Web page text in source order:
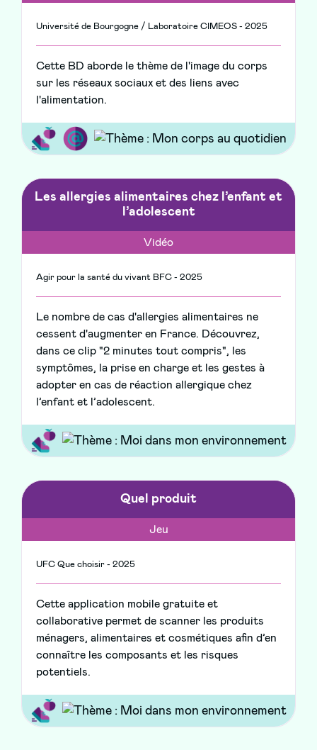
Université de Bourgogne / Laboratoire CIMEOS - 2025
Cette BD aborde le thème de l'image du corps
sur les réseaux sociaux et des liens avec
l'alimentation.
Les allergies alimentaires chez l’enfant et
l’adolescent
Vidéo
Agir pour la santé du vivant BFC - 2025
Le nombre de cas d'allergies alimentaires ne
cessent d'augmenter en France. Découvrez,
dans ce clip "2 minutes tout compris", les
symptômes, la prise en charge et les gestes à
adopter en cas de réaction allergique chez
l’enfant et l’adolescent.
Quel produit
Jeu
UFC Que choisir - 2025
Cette application mobile gratuite et
collaborative permet de scanner les produits
ménagers, alimentaires et cosmétiques afin d’en
connaître les composants et les risques
potentiels.